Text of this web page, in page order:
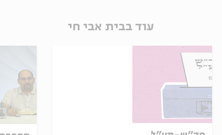
עוד בבית אבי חי